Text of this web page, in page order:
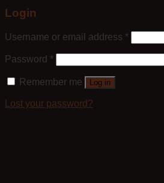
Login
Username or email address *
Password *
Remember me Log in
Lost your password?